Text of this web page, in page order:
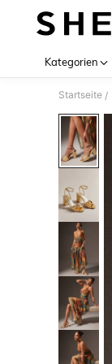
Kategorien
Startseite /